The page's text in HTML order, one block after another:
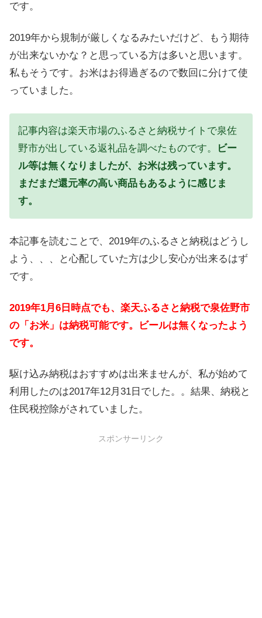
です。
2019年から規制が厳しくなるみたいだけど、もう期待
が出来ないかな？と思っている方は多いと思います。
私もそうです。お米はお得過ぎるので数回に分けて使
っていました。
記事内容は楽天市場のふるさと納税サイトで泉佐
野市が出している返礼品を調べたものです。
ビー
ル等は無くなりましたが、お米は残っています。
まだまだ還元率の高い商品もあるように感じま
す。
本記事を読むことで、2019年のふるさと納税はどうし
よう、、、と心配していた方は少し安心が出来るはず
です。
2019年1月6日時点でも、楽天ふるさと納税で泉佐野市
の「お米」は納税可能です。ビールは無くなったよう
です。
駆け込み納税はおすすめは出来ませんが、私が始めて
利用したのは2017年12月31日でした。。結果、納税と
住民税控除がされていました。
スポンサーリンク